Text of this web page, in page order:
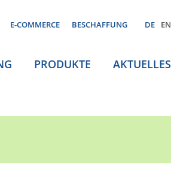
E-COMMERCE BESCHAFFUNG DE EN
PRODUKTE AKTUELLES